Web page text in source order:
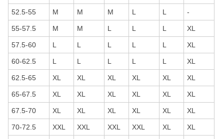
52.5-55 M M M L L -
55-57.5 M M L L L XL
57.5-60 L L L L L XL
60-62.5 L L L L L XL
62.5-65 XL XL XL XL XL XL
65-67.5 XL XL XL XL XL XL
67.5-70 XL XL XL XL XL XL
70-72.5 XXL XXL XXL XXL XL XL